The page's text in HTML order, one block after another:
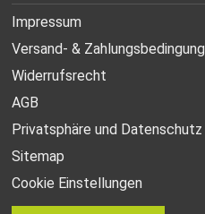
Impressum
Versand- &
Widerrufsrecht
AGB
Privatsphäre und Datenschutz
Sitemap
Cookie Einstellungen